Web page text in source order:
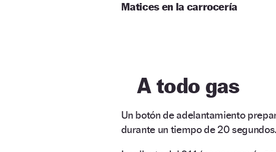
Matices en la carrocería
A todo gas
Un botón de adelantamiento
durante un tiempo de 20 segundos.